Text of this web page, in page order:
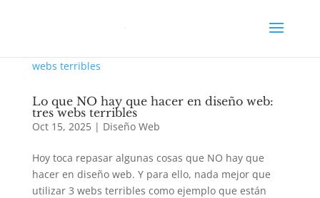
Lo que NO hay que hacer en diseño web:
tres webs terribles
Oct 15, 2025| Diseño Web
Hoy toca repasar algunas cosas que NO hay que
hacer en diseño web. Y para ello, nada mejor que
utilizar 3 webs terribles como ejemplo que están